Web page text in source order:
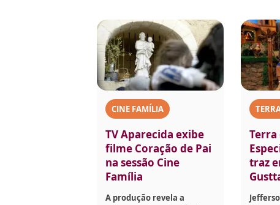
CINE FAMÍLIA
TV Aparecida exibe
filme Coração de Pai
na sessão Cine
Família
A produção revela a
Terra
traz